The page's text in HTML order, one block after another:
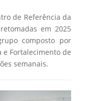
de Referência da
em 2025
composto por
e Fortalecimento de
semanais.